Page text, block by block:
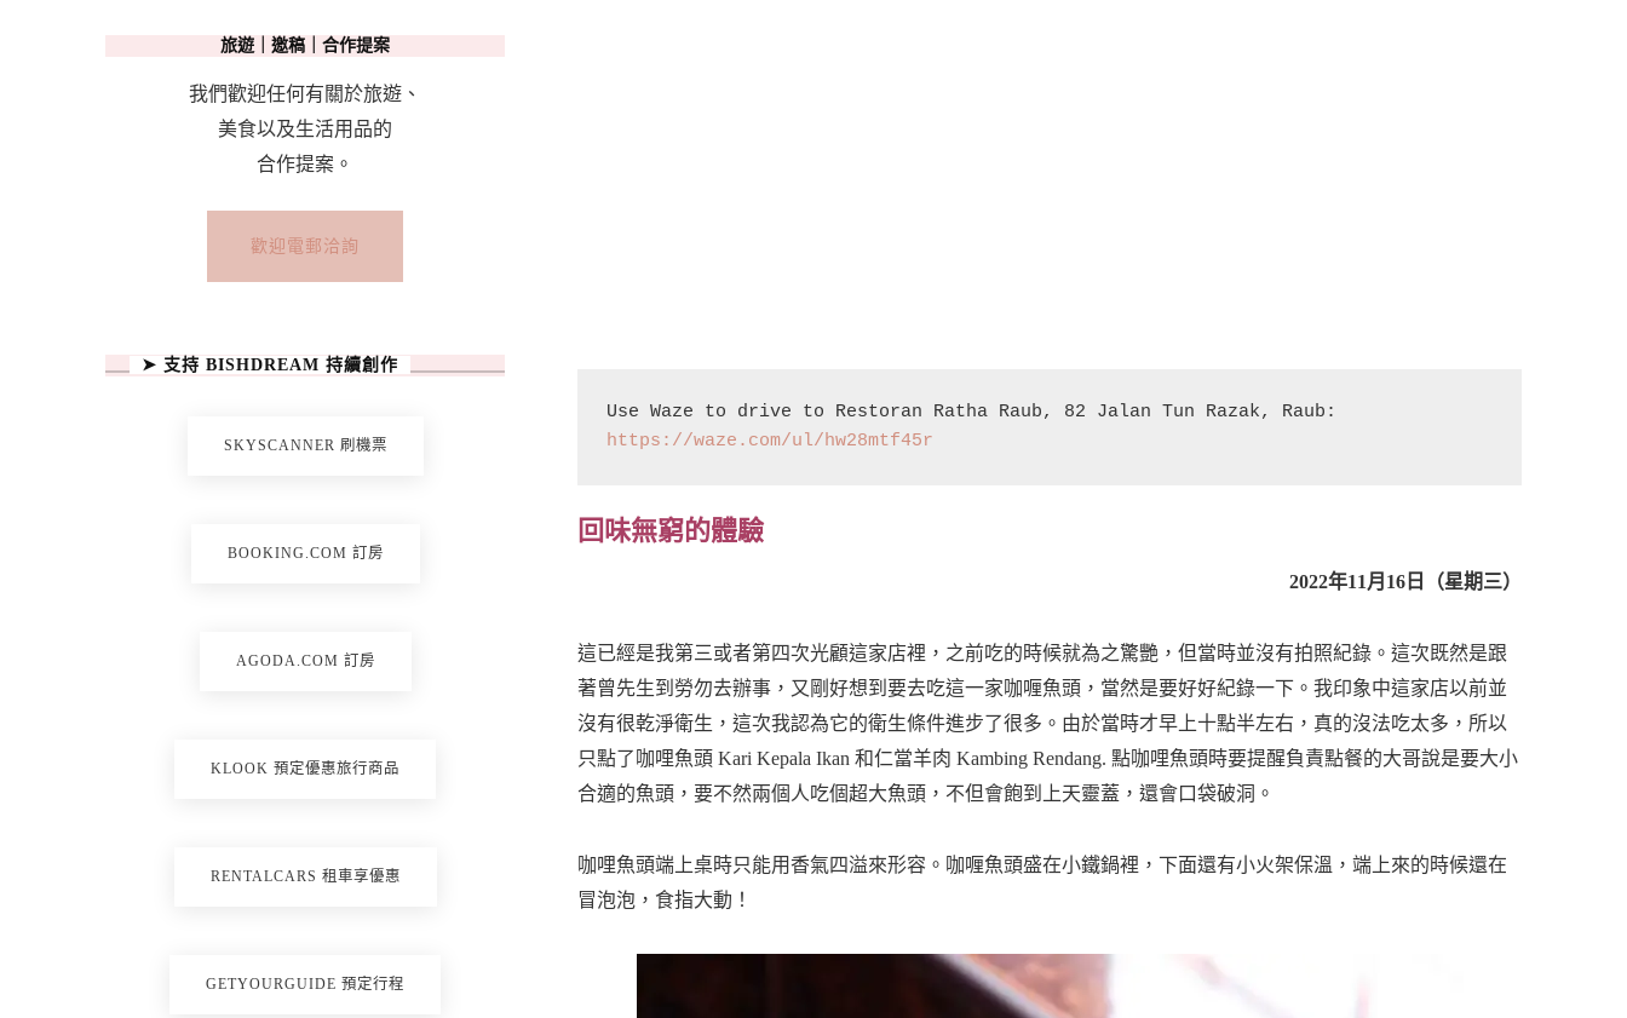
https://waze.com/ul/hw28mtf45r
回味無窮的體驗
2022年11月16日（星期三）
這已經是我第三或者第四次光顧這家店裡，之前吃的時候就為之驚艷，但當時並沒有拍照紀錄。這次既然是跟
著曾先生到勞勿去辦事，又剛好想到要去吃這一家咖喱魚頭，當然是要好好紀錄一下。我印象中這家店以前並
沒有很乾淨衛生，這次我認為它的衛生條件進步了很多。由於當時才早上十點半左右，真的沒法吃太多，所以
只點了咖哩魚頭 Kari Kepala Ikan 和仁當羊肉 Kambing Rendang. 點咖哩魚頭時要提醒負責點餐的大哥說是要大小
合適的魚頭，要不然兩個人吃個超大魚頭，不但會飽到上天靈蓋，還會口袋破洞。
咖哩魚頭端上桌時只能用香氣四溢來形容。咖喱魚頭盛在小鐵鍋裡，下面還有小火架保溫，端上來的時候還在
冒泡泡，食指大動！
旅遊｜邀稿｜合作提案
我們歡迎任何有關於旅遊、
美食以及生活用品的
合作提案。
歡迎電郵洽詢
➤ 支持 BISHDREAM 持續創作
SKYSCANNER 刷機票
BOOKING.COM 訂房
AGODA.COM 訂房
KLOOK 預定優惠旅行商品
RENTALCARS 租車享優惠
GETYOURGUIDE 預定行程